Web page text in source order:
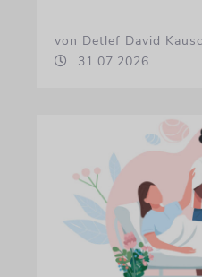
von Detlef David
31.07.2026